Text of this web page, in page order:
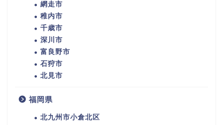
網走市
稚内市
千歳市
深川市
富良野市
石狩市
北見市
福岡県
北九州市小倉北区